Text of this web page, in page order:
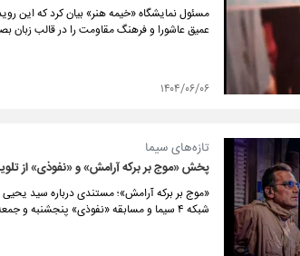
مسئول نمایشگاه «خیمه هنر» بیان کرد که این
عمیق عاشورا و فرهنگ مقاومت را در قالب زبان
۱۴۰۴/۰۶/۰۶
تازه‌های سیما
پخش «موج بر برکه آرامش» و «نفوذی» از
«موج بر برکه آرامش»؛ مستندی درباره سید
شبکه ۴ سیما و مسابقه «نفوذی» پنجشنبه و جمعه ساعت ۲۲ از شبکه افق پخش می‌شود.